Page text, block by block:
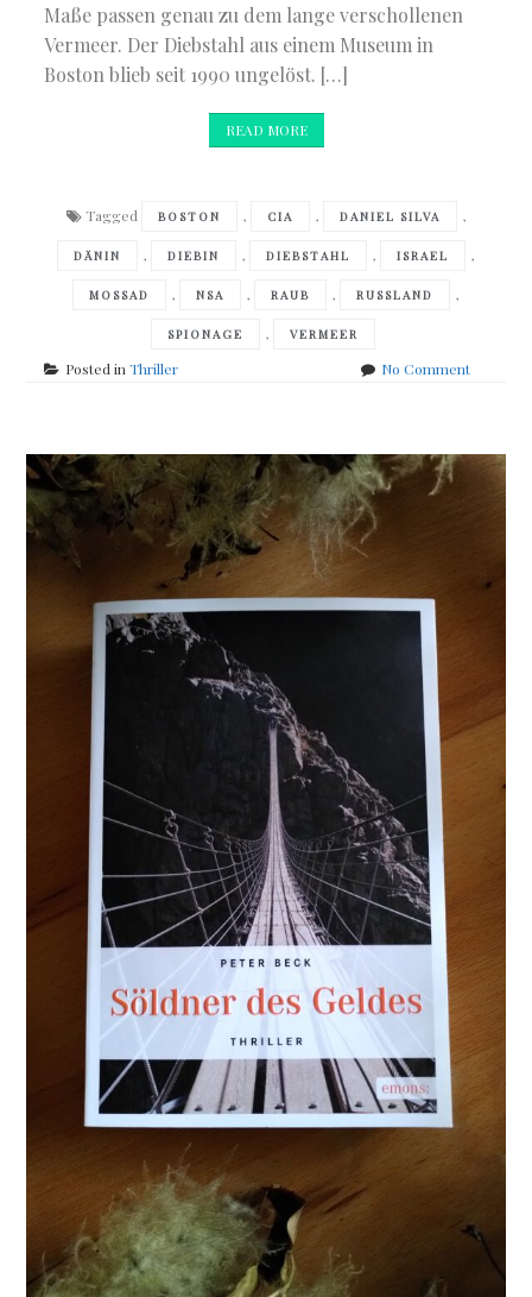
Maße passen genau zu dem lange verschollenen
Vermeer. Der Diebstahl aus einem Museum in
Boston blieb seit 1990 ungelöst. […]
READ MORE
Tagged BOSTON , CIA , DANIEL SILVA ,
DÄNIN , DIEBIN , DIEBSTAHL , ISRAEL ,
MOSSAD , NSA , RAUB , RUSSLAND ,
SPIONAGE , VERMEER
Posted inThriller No Commenton
the